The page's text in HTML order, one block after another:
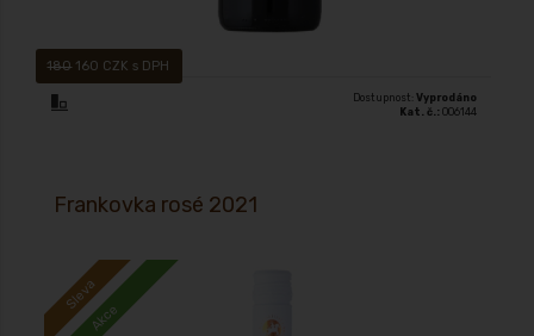
180 160 CZK s DPH
Dostupnost:Vyprodáno
Kat. č.: 006144
Frankovka rosé 2021
Sleva
Akce